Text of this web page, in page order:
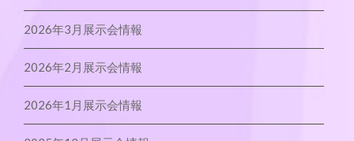
2026年3月展示会情報
2026年2月展示会情報
2026年1月展示会情報